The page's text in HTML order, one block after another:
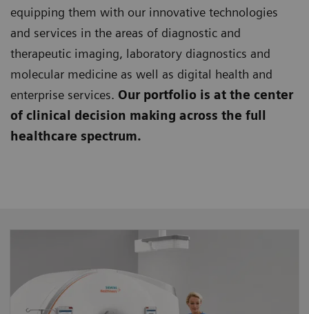
equipping them with our innovative technologies
and services in the areas of diagnostic and
therapeutic imaging, laboratory diagnostics and
molecular medicine as well as digital health and
enterprise services. Our portfolio is at the center
of clinical decision making across the full
healthcare spectrum.